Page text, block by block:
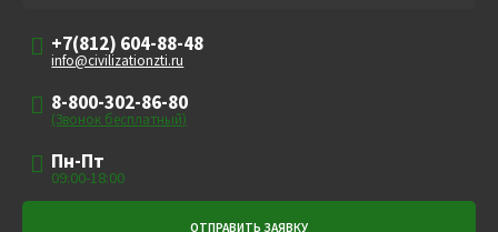
+7(812) 604-88-48
info@civilizationzti.ru
8-800-302-86-80
(Звонок бесплатный)
Пн-Пт
09:00-18:00